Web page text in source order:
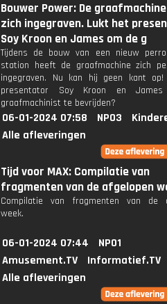
Bouwer Power: De
zich ingegraven. Lukt het
Soy Kroon en James om de g
Tijdens de bouw van een nieuw
station heeft de graafmachine zich
ingegraven. Nu kan hij geen kant
presentator Soy Kroon en
graafmachinist te bevrijden?
06-01-2024 07:58 NPO3
Alle afleveringen
Tijd voor MAX: Compilatie van
fragmenten van de afgelopen
Compilatie van fragmenten van de
week.
06-01-2024 07:44
NPO1
Amusement.TV
Informatief.TV
Alle afleveringen